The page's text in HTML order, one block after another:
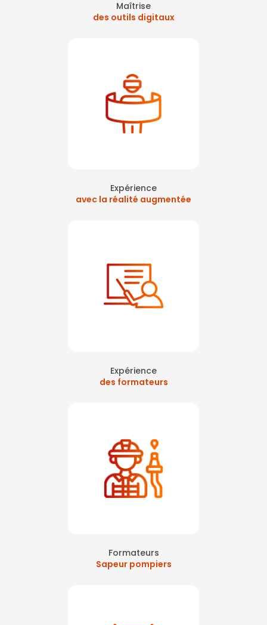
Maîtrise
des outils digitaux
Expérience
avec la réalité augmentée
Expérience
des formateurs
Formateurs
Sapeur pompiers